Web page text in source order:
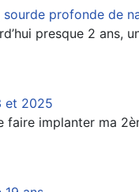
profonde de
presque 2 ans,
et 2025
implanter ma